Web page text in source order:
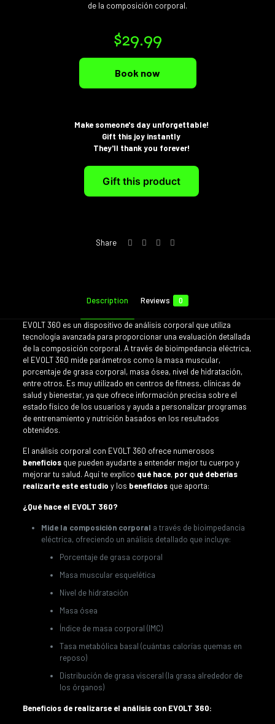
de la composición corporal.
$29.99
Book now
Make someone's day unforgettable!
Gift this joy instantly
They'll thank you forever!
Gift this product
Share
Description Reviews 0
EVOLT 360 es un dispositivo de análisis corporal que utiliza
tecnología avanzada para proporcionar una evaluación detallada
de la composición corporal. A través de bioimpedancia eléctrica,
el EVOLT 360 mide parámetros como la masa muscular,
porcentaje de grasa corporal, masa ósea, nivel de hidratación,
entre otros. Es muy utilizado en centros de fitness, clínicas de
salud y bienestar, ya que ofrece información precisa sobre el
estado físico de los usuarios y ayuda a personalizar programas
de entrenamiento y nutrición basados en los resultados
obtenidos.
El análisis corporal con EVOLT 360 ofrece numerosos
beneficiosque pueden ayudarte a entender mejor tu cuerpo y
mejorar tu salud. Aquí te explico qué hace, por qué deberías
realizarte este estudio y los beneficiosque aporta:
¿Qué hace el EVOLT 360?
Mide la composición corporal a través de bioimpedancia
eléctrica, ofreciendo un análisis detallado que incluye:
Porcentaje de grasa corporal
Masa muscular esquelética
Nivel de hidratación
Masa ósea
Índice de masa corporal (IMC)
Tasa metabólica basal (cuántas calorías quemas en
reposo)
Distribución de grasa visceral (la grasa alrededor de
los órganos)
Beneficios de realizarse el análisis con EVOLT 360: